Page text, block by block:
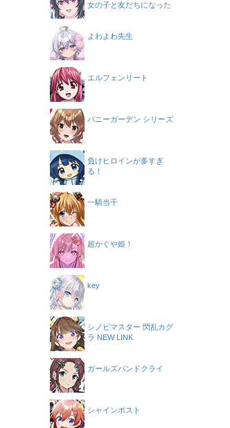
女の子と友だちになった
よわよわ先生
エルフェンリート
バニーガーデン シリーズ
負けヒロインが多すぎ
る！
一騎当千
超かぐや姫！
key
シノビマスター 閃乱カグ
ラ NEW LINK
ガールズバンドクライ
シャインポスト